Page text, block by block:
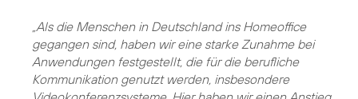
„Als die Menschen in Deutschland ins Homeoffice
gegangen sind, haben wir eine starke Zunahme bei
Anwendungen festgestellt, die für die berufliche
Kommunikation genutzt werden, insbesondere